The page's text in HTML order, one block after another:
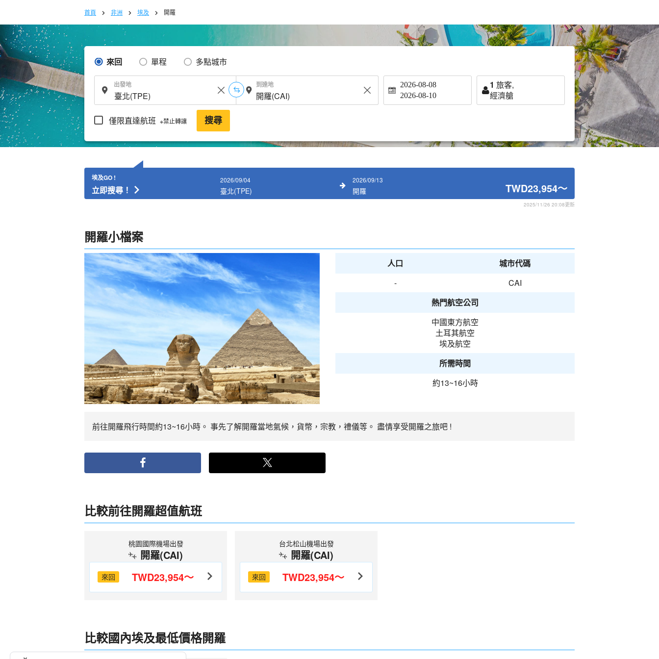
首頁 非洲 埃及 開羅
來回 單程 多點城市
出發地 到達地 2026-08-08
2026-08-10
1 旅客,
經濟艙
僅限直達航班 ※禁止轉讓 搜尋
埃及GO !
立即搜尋！
2026/09/04
臺北(TPE)
2026/09/13
開羅 TWD23,954～
2025/11/26 20:08更新
開羅小檔案
人口
城市代碼
-
CAI
熱門航空公司
中國東方航空
土耳其航空
埃及航空
所需時間
約13~16小時
前往開羅飛行時間約13~16小時。 事先了解開羅當地氣候，貨幣，宗教，禮儀等。 盡情享受開羅之旅吧 !
比較前往開羅超值航班
桃園國際機場出發
開羅(CAI)
來回 TWD23,954～
台北松山機場出發
開羅(CAI)
來回 TWD23,954～
比較國內埃及最低價格開羅